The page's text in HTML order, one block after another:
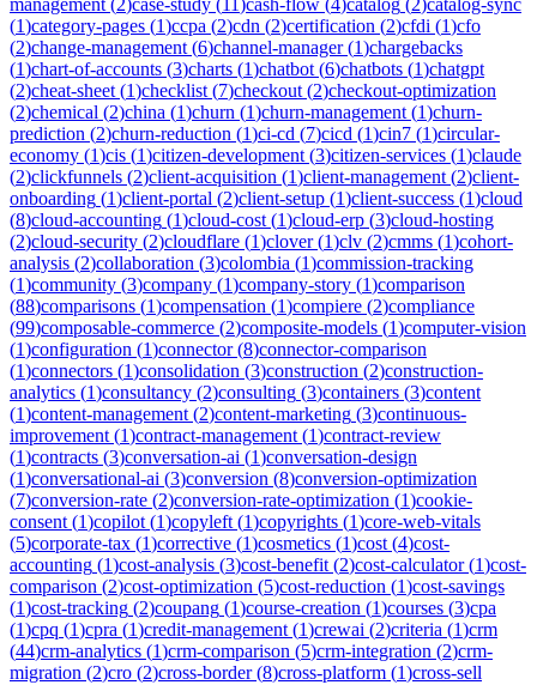
(1)category-pages (1)ccpa (2)cdn (2)certification (2)cfdi (1)cfo
(2)change-management (6)channel-manager(1)chargebacks
(1)chart-of-accounts (3)charts (1)chatbot (6)chatbots (1)chatgpt
(2)cheat-sheet (1)checklist (7)checkout (2)checkout-optimization
(2)chemical (2)china (1)churn (1)churn-management (1)churn-
prediction (2)churn-reduction (1)ci-cd (7)cicd (1)cin7 (1)circular-
economy (1)cis (1)citizen-development (3)citizen-services (1)claude
(2)clickfunnels (2)client-acquisition (1)client-management (2)client-
onboarding (1)client-portal (2)client-setup (1)client-success (1)cloud
(8)cloud-accounting (1)cloud-cost (1)cloud-erp (3)cloud-hosting
(2)cloud-security (2)cloudflare (1)clover(1)clv (2)cmms (1)cohort-
analysis (2)collaboration (3)colombia (1)commission-tracking
(1)community (3)company (1)company-story (1)comparison
(88)comparisons (1)compensation (1)compiere (2)compliance
(99)composable-commerce (2)composite-models (1)computer-vision
(1)configuration (1)connector(8)connector-comparison
(1)connectors (1)consolidation (3)construction (2)construction-
analytics (1)consultancy (2)consulting (3)containers (3)content
(1)content-management (2)content-marketing (3)continuous-
improvement (1)contract-management (1)contract-review
(1)contracts (3)conversation-ai (1)conversation-design
(1)conversational-ai (3)conversion (8)conversion-optimization
(7)conversion-rate (2)conversion-rate-optimization (1)cookie-
consent (1)copilot (1)copyleft (1)copyrights (1)core-web-vitals
(5)corporate-tax (1)corrective (1)cosmetics (1)cost (4)cost-
accounting (1)cost-analysis (3)cost-benefit (2)cost-calculator(1)cost-
comparison (2)cost-optimization (5)cost-reduction (1)cost-savings
(1)cost-tracking (2)coupang (1)course-creation (1)courses (3)cpa
(1)cpq (1)cpra (1)credit-management (1)crewai (2)criteria (1)crm
(44)crm-analytics (1)crm-comparison (5)crm-integration (2)crm-
migration (2)cro (2)cross-border(8)cross-platform (1)cross-sell